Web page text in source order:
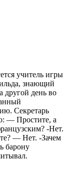
учитель игры
знающий
другой день во
Секретарь
— Простите, а
-Нет.
— Нет. -Зачем
барону